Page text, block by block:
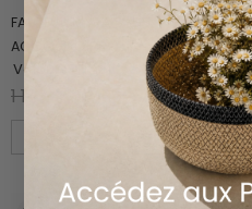
FAUTEUIL MYRA SANS
ACCOUDOIRS
Velours à motifs 1 place
1 199.00 € 369.00 €
-63%